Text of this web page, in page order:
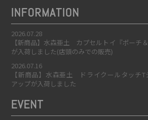
INFORMATION
2026.07.28
【新商品】水森亜土 カプセルトイ『ポーチ
が入荷しました(店頭のみでの販売)
2026.07.16
【新商品】水森亜土 ドライクールタッチT
アップが入荷しました
EVENT